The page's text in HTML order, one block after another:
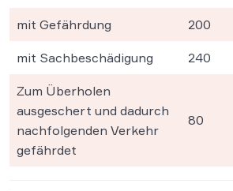
mit Gefährdung 200
mit Sachbeschädigung 240
Zum Überholen
ausgeschert und dadurch
nachfolgenden Verkehr
gefährdet
80